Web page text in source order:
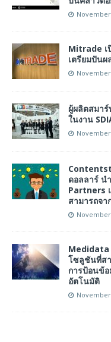
November
Mitrade เ
เตรียมปันผ
November
ผู้ผลิตสมา
ในงาน
November
ดอลลาร์ น
Partners
สามารถจา
November
Medidata
โซลูชันที่ส
การป้อนข้อ
อัตโนมัติ
November